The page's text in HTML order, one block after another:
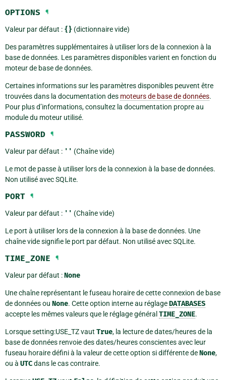
OPTIONS ¶
Valeur par défaut : {} (dictionnaire vide)
Des paramètres supplémentaires à utiliser lors de la connexion à la
base de données. Les paramètres disponibles varient en fonction du
moteur de base de données.
Certaines informations sur les paramètres disponibles peuvent être
trouvées dans la documentation des moteurs de base de données.
Pour plus d’informations, consultez la documentation propre au
module du moteur utilisé.
PASSWORD ¶
Valeur par défaut : '' (Chaîne vide)
Le mot de passe à utiliser lors de la connexion à la base de données.
Non utilisé avec SQLite.
PORT ¶
Valeur par défaut : '' (Chaîne vide)
Le port à utiliser lors de la connexion à la base de données. Une
chaîne vide signifie le port par défaut. Non utilisé avec SQLite.
TIME_ZONE ¶
Valeur par défaut :None
Une chaîne représentant le fuseau horaire de cette connexion de base
de données ou None. Cette option interne au réglageDATABASES
accepte les mêmes valeurs que le réglage général TIME_ZONE.
Lorsque setting:USE_TZ vaut True, la lecture de dates/heures de la
base de données renvoie des dates/heures conscientes avec leur
fuseau horaire défini à la valeur de cette option si différente deNone,
ou à UTCdans le cas contraire.